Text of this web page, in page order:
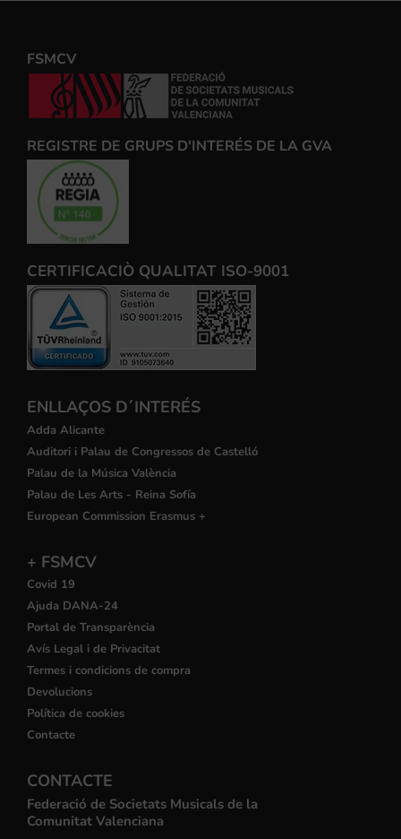
FSMCV
REGISTRE DE GRUPS D'INTERÉS DE LA GVA
CERTIFICACIÒ QUALITAT ISO-9001
ENLLAÇOS D´INTERÉS
Adda Alicante
Auditori i Palau de Congressos de Castelló
Palau de la Música València
Palau de Les Arts - Reina Sofía
European Commission Erasmus +
+ FSMCV
Covid 19
Ajuda DANA-24
Portal de Transparència
Avís Legal i de Privacitat
Termes i condicions de compra
Devolucions
Política de cookies
Contacte
CONTACTE
Federació de Societats Musicals de la
Comunitat Valenciana